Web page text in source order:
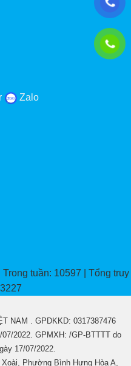
Zalo
tuần: 10597 | Tổng truy
NAM . GPDKKD: 0317387476
2022. GPMXH: /GP-BTTTT do
17/07/2022.
Phường Bình Hưng Hòa A,